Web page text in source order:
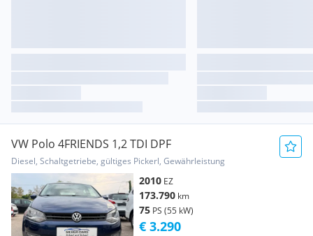
VW Polo 4FRIENDS 1,2 TDI DPF
Diesel, Schaltgetriebe, gültiges Pickerl, Gewährleistung
2010 EZ
173.790 km
75 PS (55 kW)
€ 3.290